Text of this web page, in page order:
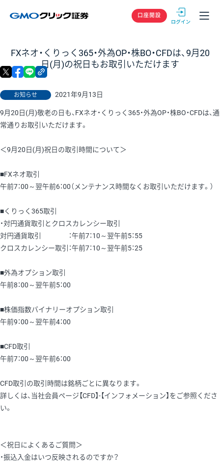
GMOクリック
口座開設
FXネオ・くりっく365・外為OP・株BO・CFDは、9月20
日(月)の祝日もお取引いただけます
お知らせ 2021年9月13日
X facebook
LINEリンクをコピー
9月20日(月)敬老の日も、FXネオ・くりっく365・外為OP・株BO・CFDは、通
常通りお取引いただけます。
＜9月20日(月)祝日の取引時間について＞
■FXネオ取引
午前7：00～翌午前6：00（メンテナンス時間なくお取引いただけます。）
■くりっく365取引
・対円通貨取引とクロスカレンシー取引
対円通貨取引 ：午前7：10～翌午前5：55
クロスカレンシー取引：午前7：10～翌午前5：25
■外為オプション取引
午前8：00～翌午前5：00
■株価指数バイナリーオプション取引
午前9：00～翌午前4：00
■CFD取引
午前7：00～翌午前6：00
CFD取引の取引時間は銘柄ごとに異なります。
詳しくは、当社会員ページ【CFD】-【インフォメーション】をご参照くださ
い。
＜祝日によくあるご質問＞
・振込入金はいつ反映されるのですか？